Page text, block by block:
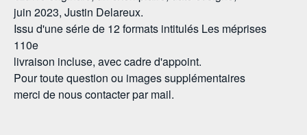
juin 2023, Justin Delareux.
Issu d'une série de 12 formats intitulés Les méprises
110e
livraison incluse, avec cadre d'appoint.
Pour toute question ou images supplémentaires
merci de nous contacter par mail.